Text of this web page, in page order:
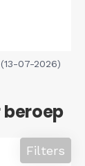
(13-07-2026)
Filters